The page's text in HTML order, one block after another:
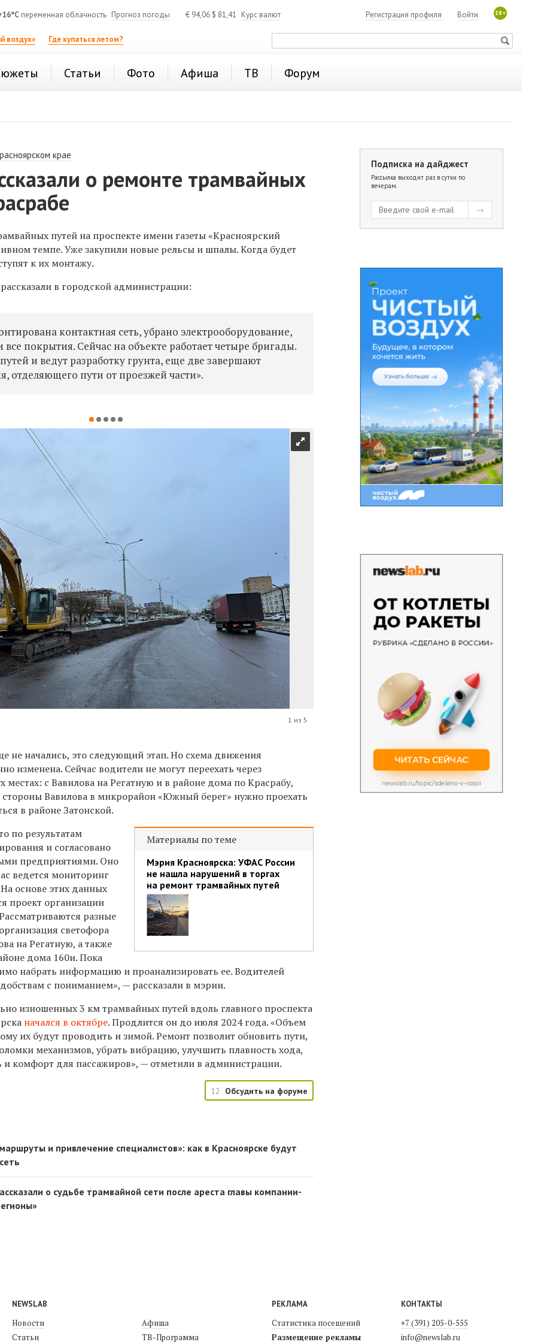
переменная облачность Прогноз погоды € 94,06 $ 81,41 Курс валют 18+
Войти
Регистрация профиля
воздух» Где купаться летом?
Статьи Фото Афиша ТВ Форум
крае
о ремонте трамвайных
путей на проспекте имени газеты «Красноярский
темпе. Уже закупили новые рельсы и шпалы. Когда будет
к их монтажу.
в городской администрации:
контактная сеть, убрано электрооборудование,
покрытия. Сейчас на объекте работает четыре бригады.
и ведут разработку грунта, еще две завершают
отделяющего пути от проезжей части».
1 из 5
не начались, это следующий этап. Но схема движения
изменена. Сейчас водители не могут переехать через
местах: с Вавилова на Регатную и в районе дома по Красрабу,
стороны Вавилова в микрорайон «Южный берег» нужно проехать
в районе Затонской.
Материалы по теме
Мэрия Красноярска: УФАС России
не нашла нарушений в торгах
на ремонт трамвайных путей
по результатам
и согласовано
предприятиями. Оно
ведется мониторинг
основе этих данных
проект организации
разные
светофора
на Регатную, а также
дома 160и. Пока
набрать информацию и проанализировать ее. Водителей
с пониманием», — рассказали в мэрии.
изношенных 3 кмтрамвайных путей вдоль главного проспекта
начался в октябре. Продлится он до июля 2024 года. «Объем
их будут проводить и зимой. Ремонт позволит обновить пути,
механизмов, убрать вибрацию, улучшить плавность хода,
и комфорт для пассажиров», — отметили в администрации.
12 Обсудить на форуме
и привлечение специалистов»: как в Красноярске будут
о судьбе трамвайной сети после ареста главы компании-
Подписка на дайджест
Рассылка выходит раз в сутки по
вечерам.
NEWSLAB
Новости
Статьи
Афиша
ТВ-Программа
РЕКЛАМА
Статистика посещений
Размещение рекламы
КОНТАКТЫ
+7 (391) 205-0-555
info@newslab.ru